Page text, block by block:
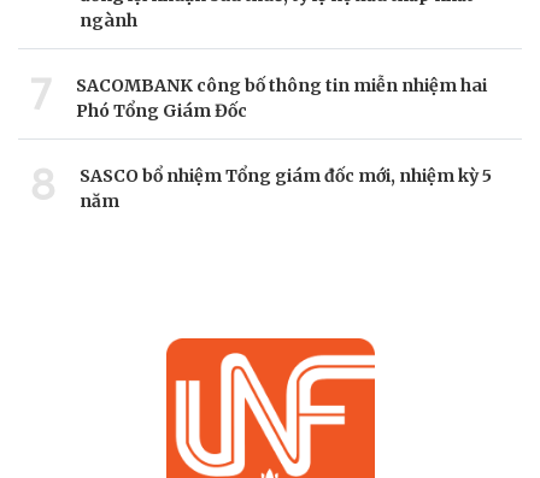
ngành
7
SACOMBANK công bố thông tin miễn nhiệm hai
Phó Tổng Giám Đốc
8
SASCO bổ nhiệm Tổng giám đốc mới, nhiệm kỳ 5
năm